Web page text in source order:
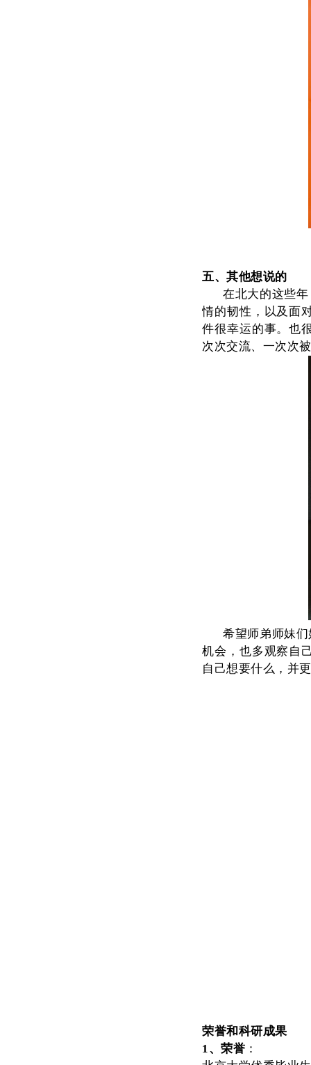
五、其他想说的
在北大的这些
情的韧性，以及面
件很幸运的事。也
次次交流、一次次
希望师弟师妹
机会，也多观察自
自己想要什么，并
荣誉和科研成果
1、荣誉 ：